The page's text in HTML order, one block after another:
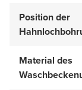
Position der
Material des